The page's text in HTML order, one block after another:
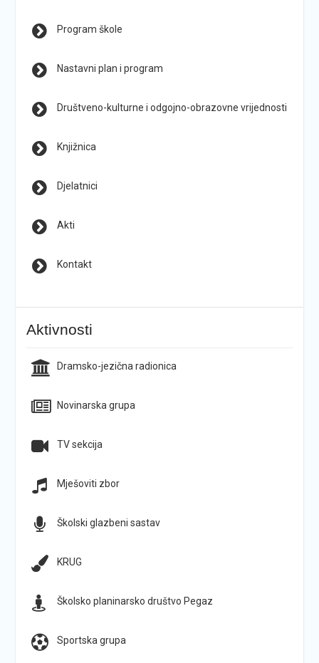
Program škole
Nastavni plan i program
Društveno-kulturne i odgojno-obrazovne vrijednosti
Knjižnica
Djelatnici
Akti
Kontakt
Aktivnosti
Dramsko-jezična radionica
Novinarska grupa
TV sekcija
Mješoviti zbor
Školski glazbeni sastav
KRUG
Školsko planinarsko društvo Pegaz
Sportska grupa